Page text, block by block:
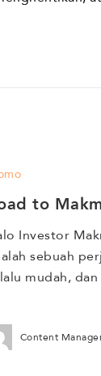
to
Investor
sebuah
mudah,
Content